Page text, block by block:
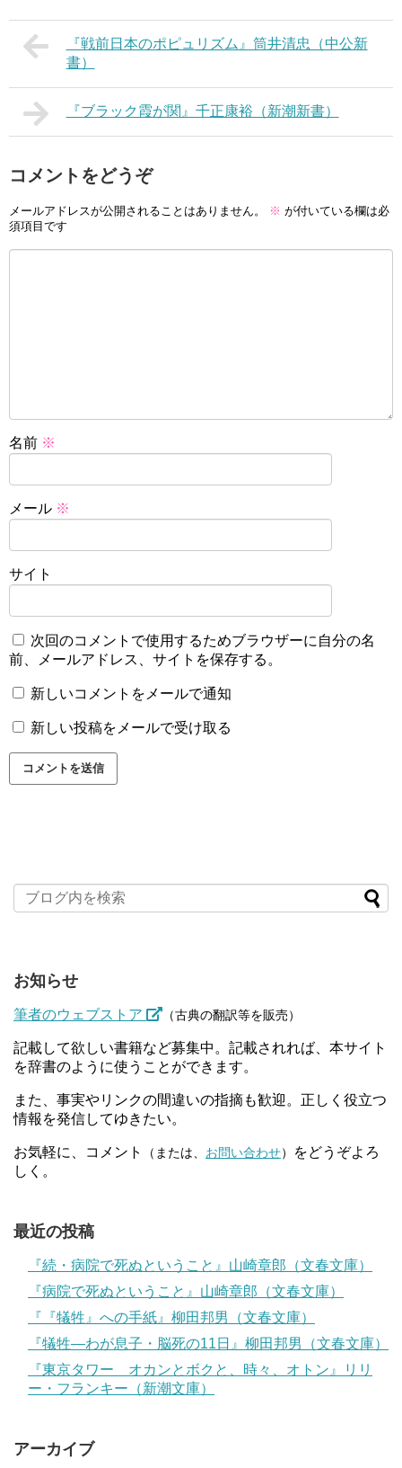
『戦前日本のポピュリズム』筒井清忠（中公新
書）
『ブラック霞が関』千正康裕（新潮新書）
コメントをどうぞ
メールアドレスが公開されることはありません。 ※ が付いている欄は必
須項目です
名前 ※
メール ※
サイト
次回のコメントで使用するためブラウザーに自分の名
前、メールアドレス、サイトを保存する。
新しいコメントをメールで通知
新しい投稿をメールで受け取る
お知らせ
筆者のウェブストア （古典の翻訳等を販売）
記載して欲しい書籍など募集中。記載されれば、本サイト
を辞書のように使うことができます。
また、事実やリンクの間違いの指摘も歓迎。正しく役立つ
情報を発信してゆきたい。
お気軽に、コメント （または、 お問い合わせ）
をどうぞよろ
しく。
最近の投稿
『続・病院で死ぬということ』山崎章郎（文春文庫）
『病院で死ぬということ』山崎章郎（文春文庫）
『『犠牲』への手紙』柳田邦男（文春文庫）
『犠牲―わが息子・脳死の11日』柳田邦男（文春文庫）
『東京タワー オカンとボクと、時々、オトン』リリ
ー・フランキー（新潮文庫）
アーカイブ